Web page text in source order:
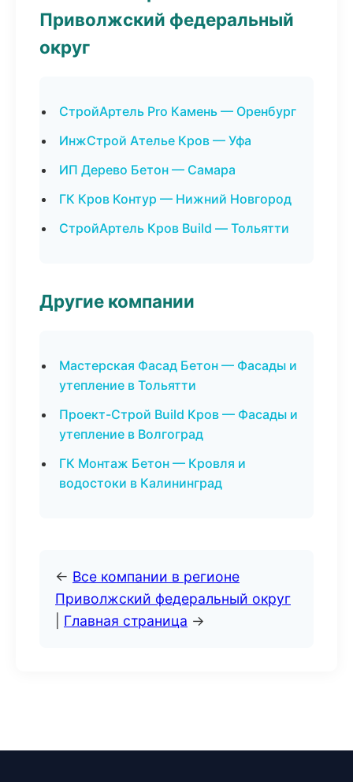
Приволжский федеральный
округ
СтройАртель Pro Камень — Оренбург
ИнжСтрой Ателье Кров — Уфа
ИП Дерево Бетон — Самара
ГК Кров Контур — Нижний Новгород
СтройАртель Кров Build — Тольятти
Другие компании
Мастерская Фасад Бетон — Фасады и
утепление в Тольятти
Проект-Строй Build Кров — Фасады и
утепление в Волгоград
ГК Монтаж Бетон — Кровля и
водостоки в Калининград
← Все компании в регионе
Приволжский федеральный округ
Главная страница →